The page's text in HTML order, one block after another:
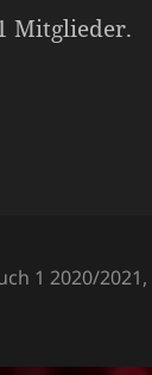
Mitglieder.
1 2020/2021,